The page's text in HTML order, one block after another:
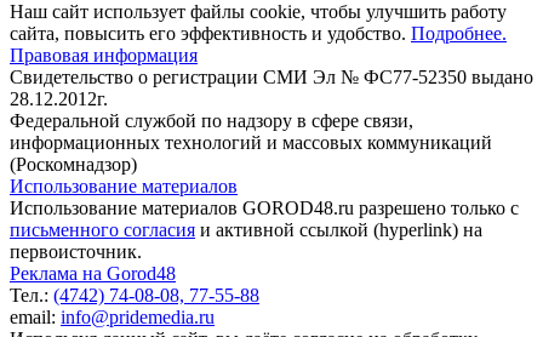
Наш сайт использует файлы cookie, чтобы улучшить работу
сайта, повысить его эффективность и удобство. Подробнее.
Правовая информация
Свидетельство о регистрации СМИ Эл № ФС77-52350 выдано
28.12.2012г.
Федеральной службой по надзору в сфере связи,
информационных технологий и массовых коммуникаций
(Роскомнадзор)
Использование материалов
Использование материалов GOROD48.ru разрешено только с
письменного согласия и активной ссылкой (hyperlink) на
первоисточник.
Реклама на Gorod48
Тел.: (4742) 74-08-08, 77-55-88
email: info@pridemedia.ru